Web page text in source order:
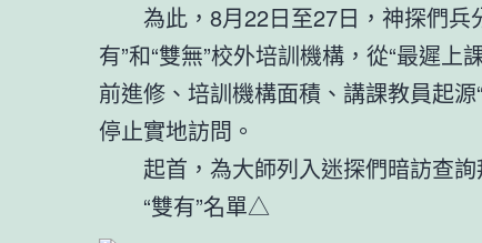
為此，8月22日至27日，神探們兵
有”和“雙無”校外培訓機構，從“最遲
前進修、培訓機構面積、講課教員起
停止實地訪問。
起首，為大師列入迷探們暗訪查詢
“雙有”名單△